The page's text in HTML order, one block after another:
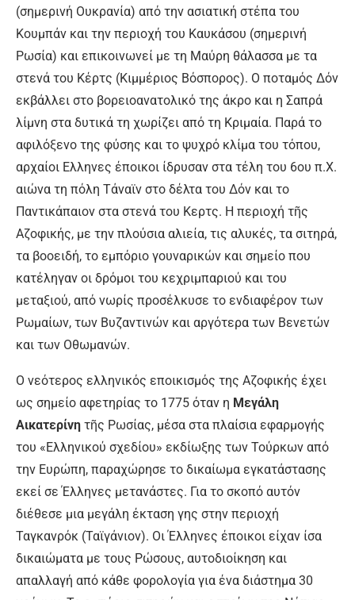
(σηµερινή Ουκρανία) από την ασιατική στέπα του
Κουμπάν και την περιοχή του Καυκάσου (σηµερινή
Ρωσία) και επικοινωνεί µε τη Μαύρη θάλασσα µε τα
στενά του Κέρτς (Κιμμέριος Βόσπορος). Ο ποταμός Δόν
εκβάλλει στο βορειοανατολικό της άκρο και η Σαπρά
λίμνη στα δυτικά τη χωρίζει από τη Κριμαία. Παρά το
αφιλόξενο της φύσης και το ψυχρό κλίμα του τόπου,
αρχαίοι Ελληνες έποικοι ίδρυσαν στα τέλη του 6ου π.Χ.
αιώνα τη πόλη Τάναϊν στο δέλτα του Δόν και το
Παντικάπαιον στα στενά του Κερτς. Η περιοχή τῆς
Αζοφικής, µε την πλούσια αλιεία, τις αλυκές, τα σιτηρά,
τα βοοειδή, το εμπόριο γουναρικών και σηµείο που
κατέληγαν οι δρόμοι του κεχριμπαριού και του
μεταξιού, από νωρίς προσέλκυσε το ενδιαφέρον των
Ρωμαίων, των Βυζαντινών και αργότερα των Βενετών
και των Οθωμανών.
Ο νεότερος ελληνικός εποικισμός της Αζοφικής έχει
ως σηµείο αφετηρίας το 1775 όταν η Μεγάλη
Αικατερίνη τῆς Ρωσίας, µέσα στα πλαίσια εφαρµογής
του «Ελληνικού σχεδίου» εκδίωξης των Τούρκων από
την Ευρώπη, παραχώρησε το δικαίωµα εγκατάστασης
εκεί σε Έλληνες μετανάστες. Για το σκοπό αυτόν
διέθεσε µια μεγάλη έκταση γης στην περιοχή
Ταγκανρόκ (Ταϊγάνιον). Οι Έλληνες έποικοι είχαν ίσα
δικαιώµατα µε τους Ρώσους, αυτοδιοίκηση και
απαλλαγή από κάθε φορολογία για ένα διάστηµα 30